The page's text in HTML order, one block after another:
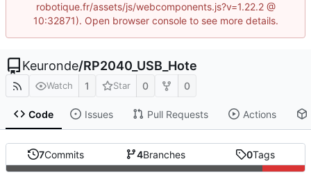
robotique.fr/assets/js/webcomponents.js?v=1.22.2 @
10:32871). Open browser console to see more details.
Keuronde/RP2040_USB_Hote
Watch 1 Star 0 0
Code Issues Pull Requests Actions
7Commits 4Branches 0Tags